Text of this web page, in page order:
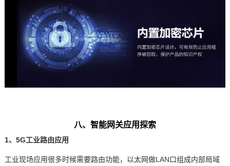
八、智能网关应用探索
1、5G工业路由应用
工业现场应用很多时候需要路由功能，以太网做LAN口组成内部局域